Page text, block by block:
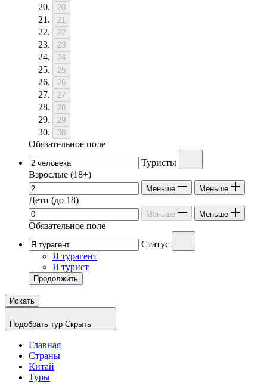
20
21
22
23
24
25
26
27
28
29
30
Обязательное поле
Туристы
Взрослые (18+)
Меньше Меньше
Дети (до 18)
Меньше Меньше
Обязательное поле
Статус
Я турагент
Я турист
Продолжить
Искать
Подобрать тур Скрыть
Главная
Страны
Китай
Туры